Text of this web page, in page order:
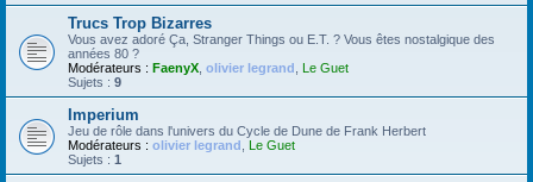
Trucs Trop Bizarres
Vous avez adoré Ça, Stranger Things ou E.T. ? Vous êtes nostalgique des
années 80 ?
Modérateurs : FaenyX olivier legrand
Le Guet
Sujets : 9
Imperium
Jeu de rôle dans l'univers du Cycle de Dune de Frank Herbert
Modérateurs : olivier legrand
Le Guet
Sujets : 1